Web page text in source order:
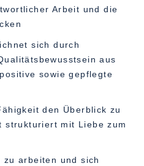
Arbeit und die
sich durch
aus
sowie gepflegte
den Überblick zu
strukturiert mit Liebe zum
zu arbeiten und sich